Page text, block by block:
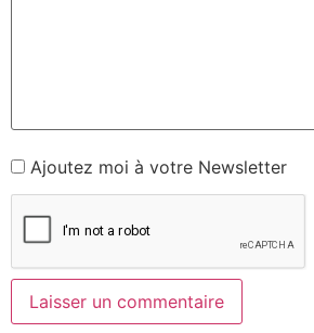
Ajoutez moi à votre Newsletter